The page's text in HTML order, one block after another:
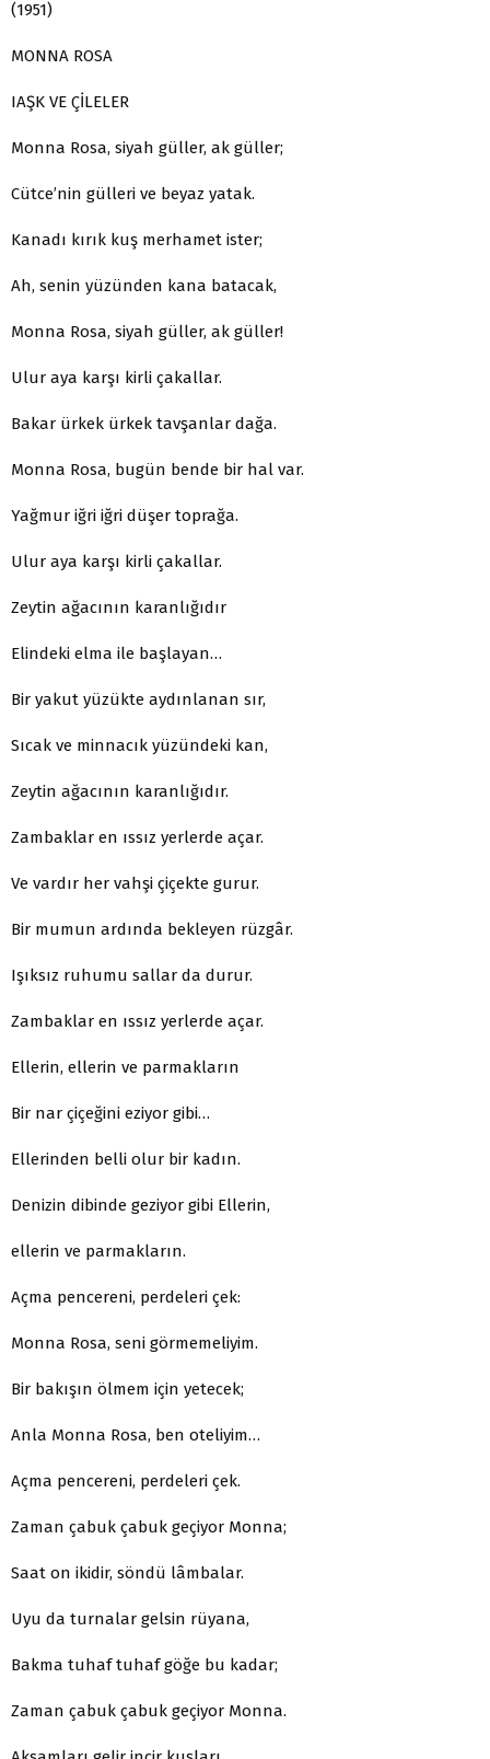
(1951)
MONNA ROSA
IAŞK VE ÇİLELER
Monna Rosa, siyah güller, ak güller;
Cütce’nin gülleri ve beyaz yatak.
Kanadı kırık kuş merhamet ister;
Ah, senin yüzünden kana batacak,
Monna Rosa, siyah güller, ak güller!
Ulur aya karşı kirli çakallar.
Bakar ürkek ürkek tavşanlar dağa.
Monna Rosa, bugün bende bir hal var.
Yağmur iğri iğri düşer toprağa.
Ulur aya karşı kirli çakallar.
Zeytin ağacının karanlığıdır
Elindeki elma ile başlayan…
Bir yakut yüzükte aydınlanan sır,
Sıcak ve minnacık yüzündeki kan,
Zeytin ağacının karanlığıdır.
Zambaklar en ıssız yerlerde açar.
Ve vardır her vahşi çiçekte gurur.
Bir mumun ardında bekleyen rüzgâr.
Işıksız ruhumu sallar da durur.
Zambaklar en ıssız yerlerde açar.
Ellerin, ellerin ve parmakların
Bir nar çiçeğini eziyor gibi…
Ellerinden belli olur bir kadın.
Denizin dibinde geziyor gibi Ellerin,
ellerin ve parmakların.
Açma pencereni, perdeleri çek:
Monna Rosa, seni görmemeliyim.
Bir bakışın ölmem için yetecek;
Anla Monna Rosa, ben oteliyim…
Açma pencereni, perdeleri çek.
Zaman çabuk çabuk geçiyor Monna;
Saat on ikidir, söndü lâmbalar.
Uyu da turnalar gelsin rüyana,
Bakma tuhaf tuhaf göğe bu kadar;
Zaman çabuk çabuk geçiyor Monna.